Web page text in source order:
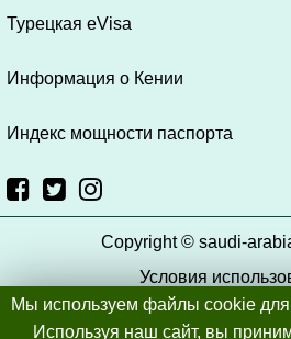
Турецкая eVisa
Информация о Кении
Индекс мощности паспорта
Copyright © saudi-
Условия
политика
Мы используем файлы cookie
Используя наш сайт, вы